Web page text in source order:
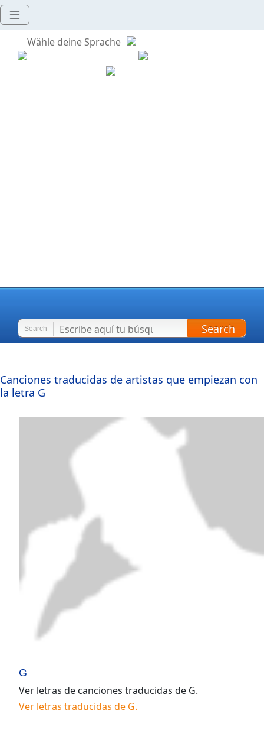
Wähle deine Sprache
Search Search
Canciones traducidas de artistas que empiezan con
la letra G
G
Ver letras de canciones traducidas de G.
Ver letras traducidas de G.